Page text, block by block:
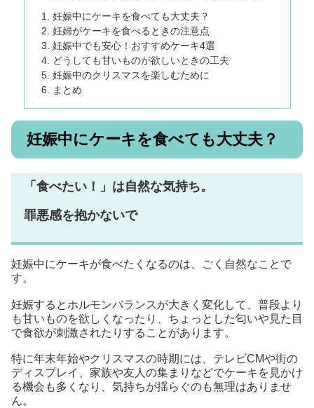
妊娠中にケーキを食べても大丈夫？
妊婦がケーキを食べるときの注意点
妊娠中でも安心！おすすめケーキ4選
どうしても甘いものが欲しいときの工夫
妊娠中のクリスマスを楽しむために
まとめ
妊娠中にケーキを食べても大丈夫？
「食べたい！」は自然な気持ち。
罪悪感を抱かないで
妊娠中にケーキが食べたくなるのは、ごく自然なことで
す。
妊娠するとホルモンバランスが大きく変化して、普段より
も甘いものを欲しくなったり、ちょっとした匂いや見た目
で食欲が刺激されたりすることがあります。
特に年末年始やクリスマスの時期には、テレビCMや街の
ディスプレイ、家族や友人の集まりなどでケーキを見かけ
る機会も多くなり、気持ちが揺らぐのも無理はありませ
ん。